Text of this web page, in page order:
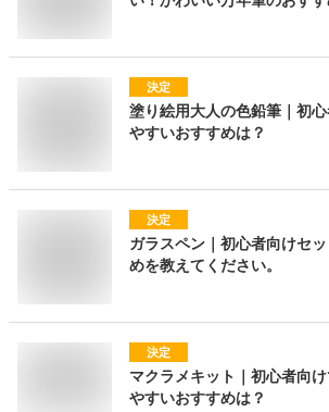
決定
塗り絵用大人の色鉛筆｜初
やすいおすすめは？
決定
ガラスペン｜初心者向けセ
めを教えてください。
決定
マクラメキット｜初心者向
やすいおすすめは？